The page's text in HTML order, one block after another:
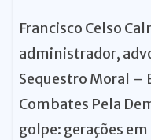
Francisco Celso
administrador,
Sequestro Moral –
Combates Pela
golpe: gerações